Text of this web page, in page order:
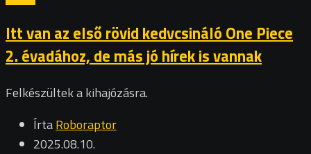
Itt van az első rövid kedvcsináló One Piece
2. évadához, de más jó hírek is vannak
Felkészültek a kihajózásra.
ÍrtaRoboraptor
2025.08.10.